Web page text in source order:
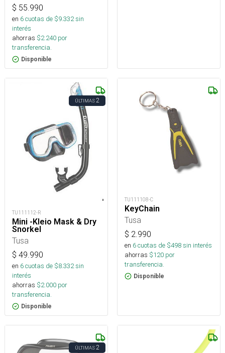
$ 55.990
en 6cuotas de $9.332sin
interés
ahorras $2.240 por
transferencia.
Disponible
ÚLTIMAS2
TU111112-R
Mini -Kleio Mask & Dry
Snorkel
Tusa
$ 49.990
en 6cuotas de $8.332sin
interés
ahorras $2.000 por
transferencia.
Disponible
TU111108-C
KeyChain
Tusa
$ 2.990
en 6cuotas de $498sin interés
ahorras $120 por
transferencia.
Disponible
ÚLTIMAS2